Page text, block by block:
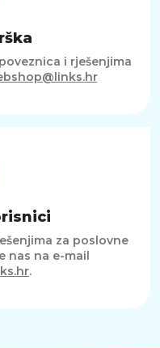
i rješenjima
za poslovne
nas na e-mail
.